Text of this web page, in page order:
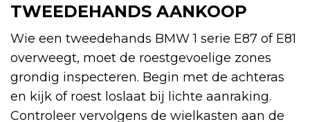
TWEEDEHANDS AANKOOP
Wie een tweedehands BMW 1 serie E87 of E81
overweegt, moet de roestgevoelige zones
grondig inspecteren. Begin met de achteras
en kijk of roest loslaat bij lichte aanraking.
Controleer vervolgens de wielkasten aan de